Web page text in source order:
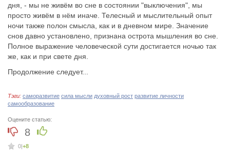
дня, - мы не живём во сне в состоянии "выключения", мы
просто живём в нём иначе. Телесный и мыслительный опыт
ночи также полон смысла, как и в дневном мире. Значение
снов давно установлено, признана острота мышления во сне.
Полное выражение человеческой сути достигается ночью так
же, как и при свете дня.
Продолжение следует...
Тэги: саморазвитие cила мысли духовный рост развитие личности
самообразование
Оцените статью:
8
0|+8